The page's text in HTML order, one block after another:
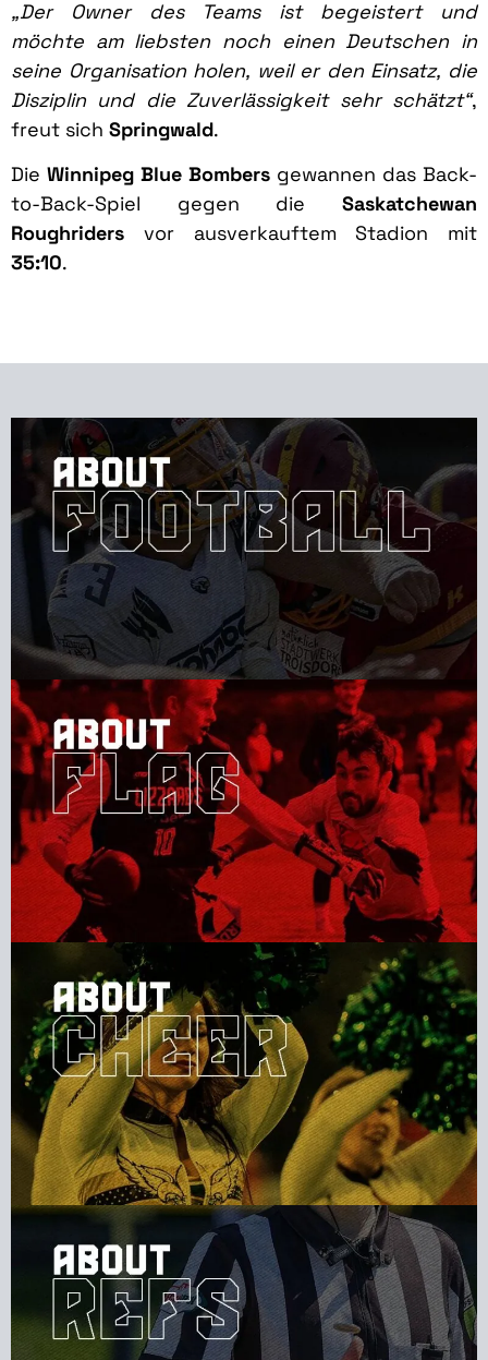
„Der Owner des Teams ist begeistert und
möchte am liebsten noch einen Deutschen in
seine Organisation holen, weil er den Einsatz, die
Disziplin und die Zuverlässigkeit sehr schätzt“,
freut sich Springwald.
Die Winnipeg Blue Bombers gewannen das Back-
to-Back-Spiel gegen die Saskatchewan
Roughriders vor ausverkauftem Stadion mit
35:10.